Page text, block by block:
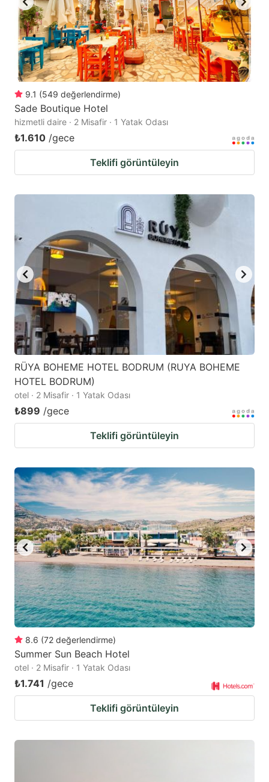
9.1 (549 değerlendirme)
Sade Boutique Hotel
hizmetli daire · 2 Misafir · 1 Yatak Odası
₺1.610 /gece
Teklifi görüntüleyin
RÜYA BOHEME HOTEL BODRUM (RUYA BOHEME
HOTEL BODRUM)
otel · 2 Misafir · 1 Yatak Odası
₺899 /gece
Teklifi görüntüleyin
8.6 (72 değerlendirme)
Summer Sun Beach Hotel
otel · 2 Misafir · 1 Yatak Odası
₺1.741 /gece
Teklifi görüntüleyin